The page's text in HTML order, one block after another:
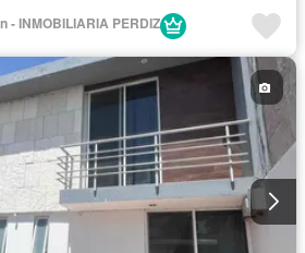
- INMOBILIARIA PERDIZ